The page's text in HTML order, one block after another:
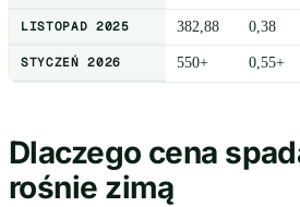
LISTOPAD 2025 382,88 0,38
STYCZEŃ 2026 550+ 0,55+
Dlaczego cena
rośnie zimą